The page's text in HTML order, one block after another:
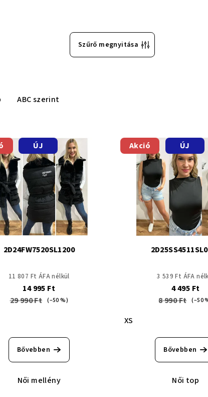
Szűrő megnyitása
ABC szerint
ÚJ
2D24FW7520SL1200
11 807 Ft ÁFA nélkül
14 995 Ft
29 990 Ft (–50 %)
Bővebben
Női mellény
Akció ÚJ
3 539 Ft ÁFA
4 495 Ft
8 990 Ft (–50
XS
Bővebben
Női top